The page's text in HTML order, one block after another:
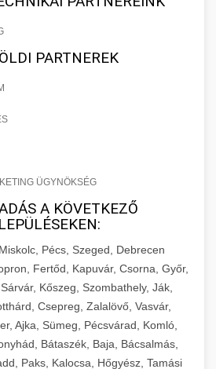
PARTNEREK
ÜGYNÖKSÉG
A KÖVETKEZŐ
Pécs, Szeged, Debrecen
Fertőd, Kapuvár, Csorna, Győr,
Kőszeg, Szombathely, Ják,
Csepreg, Zalalövő, Vasvár,
Ajka, Sümeg, Pécsvárad, Komló,
Bátaszék, Baja, Bácsalmás,
Paks, Kalocsa, Hőgyész, Tamási